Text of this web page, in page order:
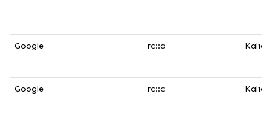
Google rc::a Kalıcı
Google rc::c Kalıcı